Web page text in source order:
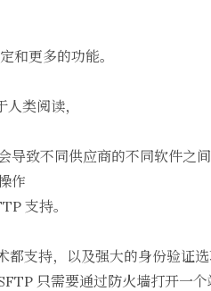
和更多的功能。
类阅读，
致不同供应商的不同软件之间
作
支持。
支持，以及强大的身份验证选
只需要通过防火墙打开一